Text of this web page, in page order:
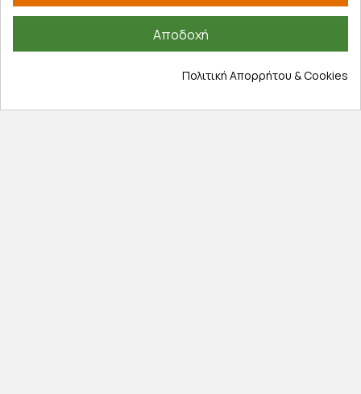
Επιστροφές προϊοντων
Αποδοχή
Πολιτική Απορρήτου & Cookies